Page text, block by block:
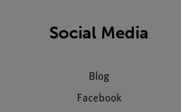
Social Media
Blog
Facebook